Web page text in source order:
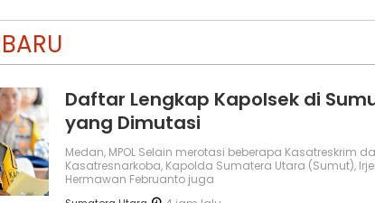
Daftar Lengkap Kapolsek di
yang Dimutasi
Medan, MPOL Selain merotasi beberapa Kasatreskrim
Kasatresnarkoba, Kapolda Sumatera Utara (Sumut),
Hermawan Februanto juga